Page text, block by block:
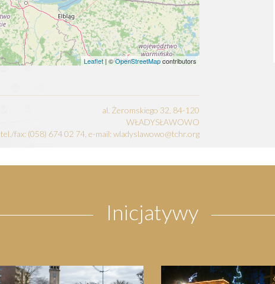
Leaflet | ©OpenStreetMapcontributors
al. Żeromskiego 32, 84-120
WŁADYSŁAWOWO
tel./fax: (058) 674 02 74, e-mail: wladyslawowo@tchr.org
Inicjatywy